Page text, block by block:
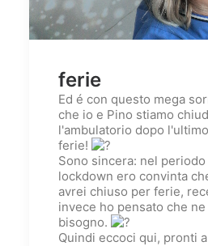
ferie
Ed é con questo mega
che io e Pino stiamo
l'ambulatorio dopo
ferie!
Sono sincera: nel
lockdown ero convinta
avrei chiuso per ferie,
invece ho pensato che
bisogno.
Quindi eccoci qui, pronti